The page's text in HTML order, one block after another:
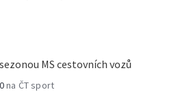
MS cestovních vozů
na ČT sport